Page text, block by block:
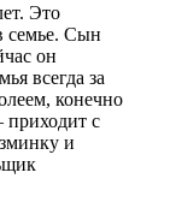
Это
семье. Сын
он
всегда за
конечно
приходит с
и